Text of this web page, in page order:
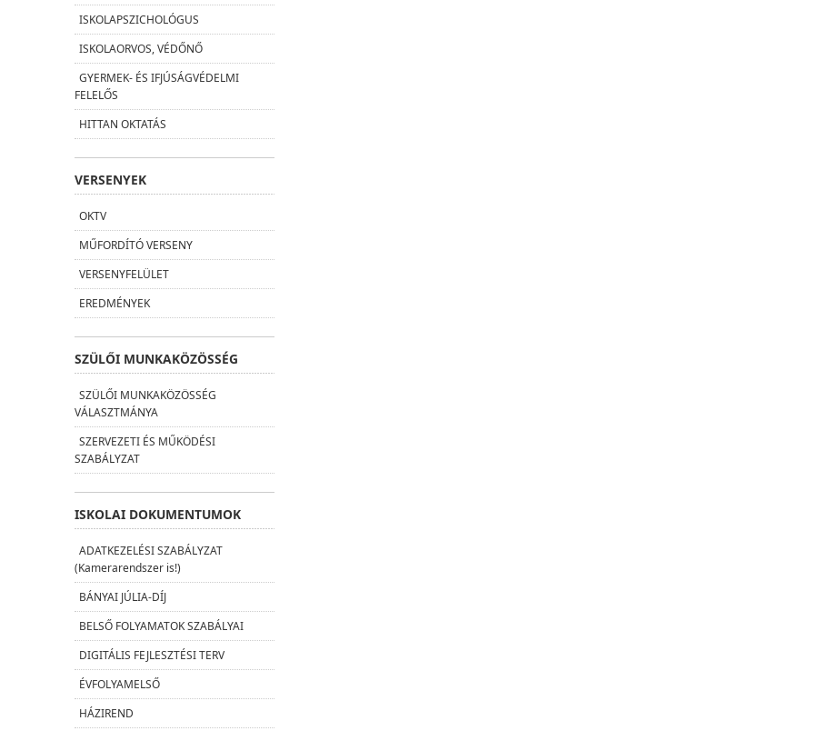
ISKOLAPSZICHOLÓGUS
ISKOLAORVOS, VÉDŐNŐ
GYERMEK- ÉS IFJÚSÁGVÉDELMI
FELELŐS
HITTAN OKTATÁS
VERSENYEK
OKTV
MŰFORDÍTÓ VERSENY
VERSENYFELÜLET
EREDMÉNYEK
SZÜLŐI MUNKAKÖZÖSSÉG
SZÜLŐI MUNKAKÖZÖSSÉG
VÁLASZTMÁNYA
SZERVEZETI ÉS MŰKÖDÉSI
SZABÁLYZAT
ISKOLAI DOKUMENTUMOK
ADATKEZELÉSI SZABÁLYZAT
(Kamerarendszer is!)
BÁNYAI JÚLIA-DÍJ
BELSŐ FOLYAMATOK SZABÁLYAI
DIGITÁLIS FEJLESZTÉSI TERV
ÉVFOLYAMELSŐ
HÁZIREND